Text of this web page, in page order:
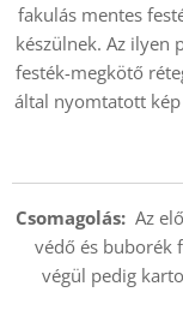
fakulás mentes
készülnek. Az ilyen
festék-megkötő
által nyomtatott
Csomagolás:Az
védő és buborék
végül pedig